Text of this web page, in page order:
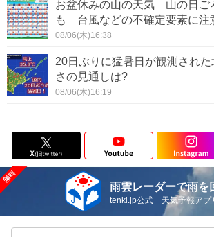
お盆休みの山の天気 山の日ご
も 台風などの不確定要素に注
08/06(木)16:38
20日ぶりに猛暑日が観測され
さの見通しは?
08/06(木)16:19
雨雲レーダーで雨を
tenki.jp公式 天気予報アプ